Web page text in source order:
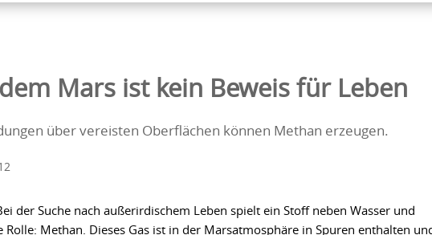
Mars ist kein Beweis für Leben
über vereisten Oberflächen können Methan erzeugen.
der Suche nach außerirdischem Leben spielt ein Stoff neben Wasser und
Rolle: Methan. Dieses Gas ist in der Marsatmosphäre in Spuren enthalten